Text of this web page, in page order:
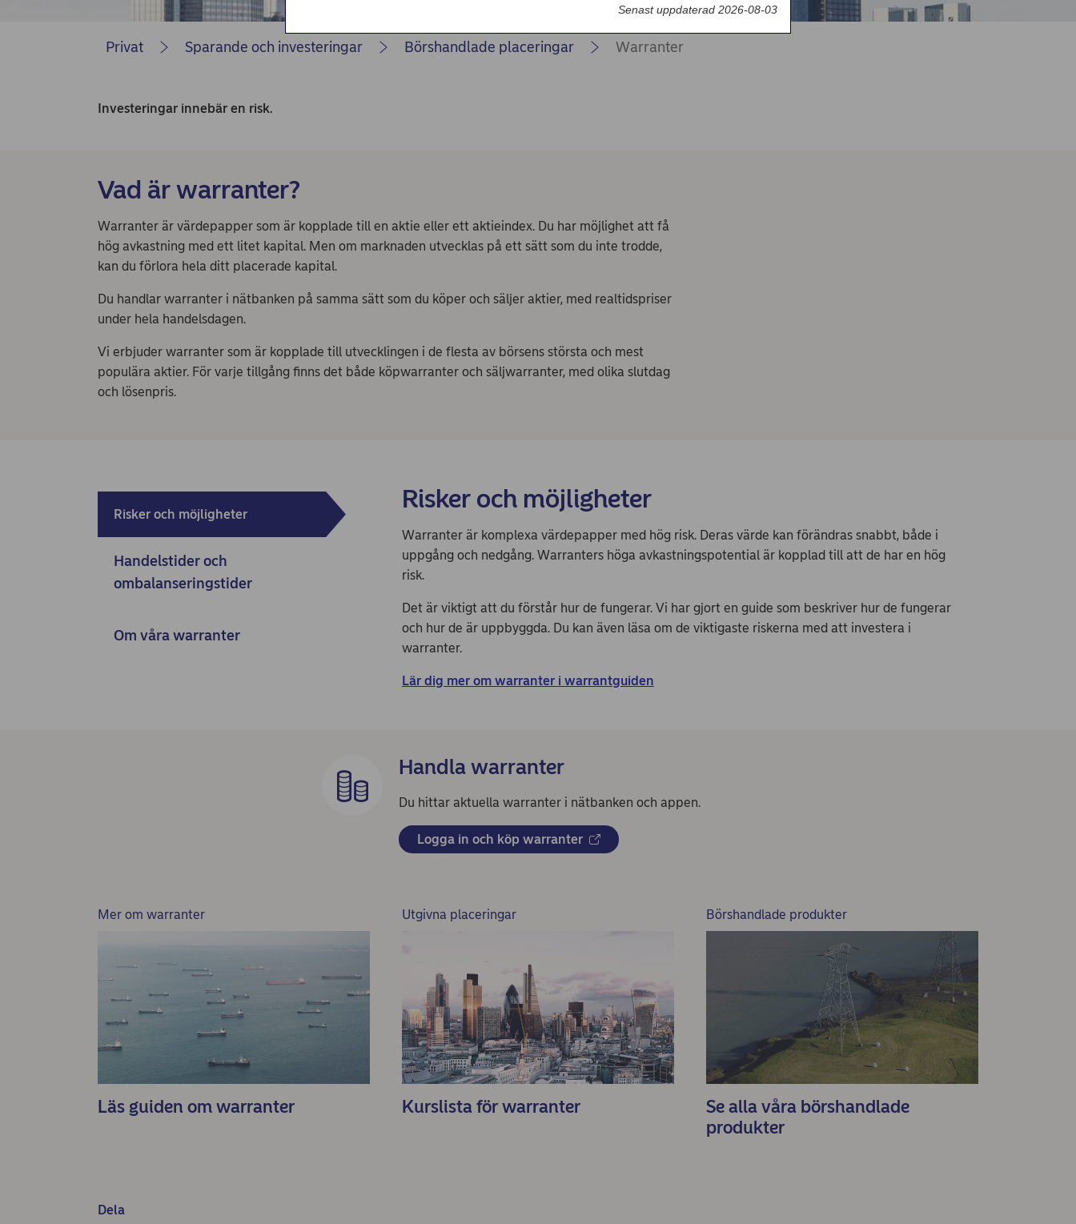
eBeställningar
Nordea Node
Privat Sparande och investeringar Börshandlade placeringar Warranter
Investeringar innebär en risk.
Vad är warranter?
Warranter är värdepapper som är kopplade till en aktie eller ett aktieindex. Du har möjlighet att få
hög avkastning med ett litet kapital. Men om marknaden utvecklas på ett sätt som du inte trodde,
kan du förlora hela ditt placerade kapital.
Du handlar warranter i nätbanken på samma sätt som du köper och säljer aktier, med realtidspriser
under hela handelsdagen.
Vi erbjuder warranter som är kopplade till utvecklingen i de flesta av börsens största och mest
populära aktier. För varje tillgång finns det både köpwarranter och säljwarranter, med olika slutdag
och lösenpris.
Risker och möjligheter
Handelstider och
ombalanseringstider
Om våra warranter
Risker och möjligheter
Warranter är komplexa värdepapper med hög risk. Deras värde kan förändras snabbt, både i
uppgång och nedgång. Warranters höga avkastnings­potential är kopplad till att de har en hög
risk.
Det är viktigt att du förstår hur de fungerar. Vi har gjort en guide som beskriver hur de fungerar
och hur de är uppbyggda. Du kan även läsa om de viktigaste riskerna med att investera i
warranter.
Lär dig mer om warranter i warrantguiden
Handla warranter
Du hittar aktuella warranter i nätbanken och appen.
Logga in och köp warranter
Mer om warranter
Läs guiden om warranter
Utgivna placeringar
Kurslista för warranter
Börshandlade produkter
Se alla våra börshandlade
produkter
Dela
Senast uppdaterad 2026-08-03